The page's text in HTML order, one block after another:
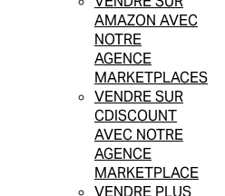
AMAZON AVEC
NOTRE
AGENCE
MARKETPLACES
VENDRE SUR
CDISCOUNT
AVEC NOTRE
AGENCE
MARKETPLACE
VENDRE PLUS